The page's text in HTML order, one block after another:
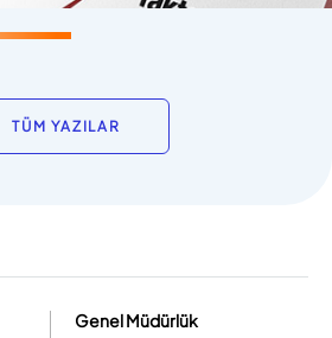
TÜM YAZILAR
Genel Müdürlük